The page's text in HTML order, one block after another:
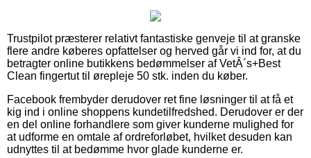
Trustpilot præsterer relativt fantastiske genveje til at granske
flere andre køberes opfattelser og herved går vi ind for, at du
betragter online butikkens bedømmelser af VetÂ´s+Best
Clean fingertut til ørepleje 50 stk. inden du køber.
Facebook frembyder derudover ret fine løsninger til at få et
kig ind i online shoppens kundetilfredshed. Derudover er der
en del online forhandlere som giver kunderne mulighed for
at udforme en omtale af ordreforløbet, hvilket desuden kan
udnyttes til at bedømme hvor glade kunderne er.